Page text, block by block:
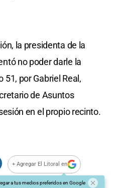
la presidenta de la
no poder darle la
por Gabriel Real,
de Asuntos
en el propio recinto.
+ Agregar El Litoral en
a tus medios preferidos en Google